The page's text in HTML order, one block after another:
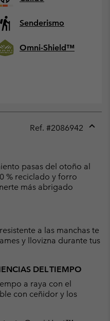
Senderismo
Omni-Shield™
Ref. #2086942
pasas del otoño al
% reciclado y forro
más abrigado
a las manchas te
y llovizna durante tus
DEL TIEMPO
a raya con el
con ceñidor y los